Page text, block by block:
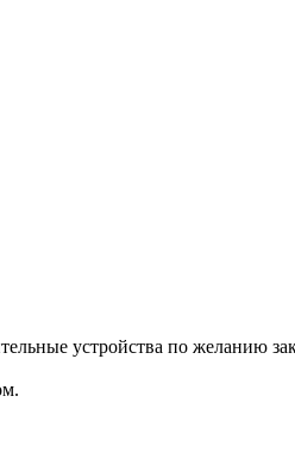
устройства по желанию